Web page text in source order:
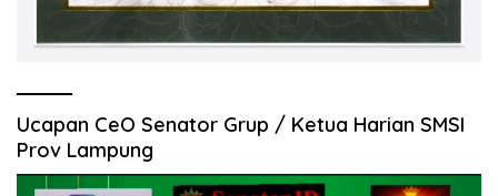
Ucapan CeO Senator Grup / Ketua Harian SMSI
Prov Lampung